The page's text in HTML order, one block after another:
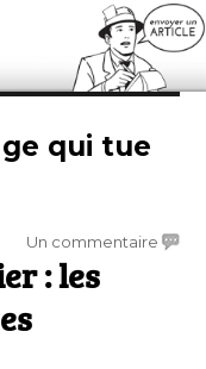
qui tue
Un commentairesur
: les